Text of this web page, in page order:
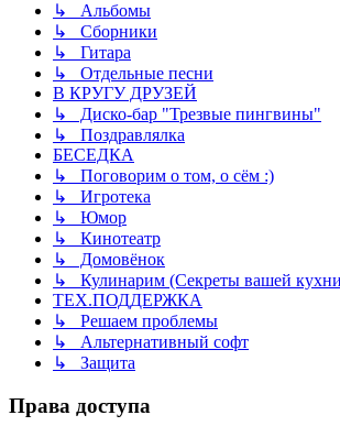
↳ Альбомы
↳ Сборники
↳ Гитара
↳ Отдельные песни
В КРУГУ ДРУЗЕЙ
↳ Диско-бар "Трезвые пингвины"
↳ Поздравлялка
БЕСЕДКА
↳ Поговорим о том, о сём :)
↳ Игротека
↳ Юмор
↳ Кинотеатр
↳ Домовёнок
↳ Кулинарим (Секреты вашей
ТЕХ.ПОДДЕРЖКА
↳ Решаем проблемы
↳ Альтернативный софт
↳ Защита
Права доступа